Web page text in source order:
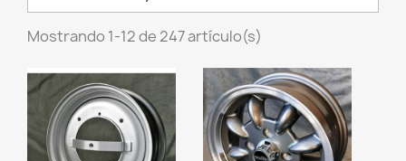
Mostrando 1-12 de 247 artículo(s)